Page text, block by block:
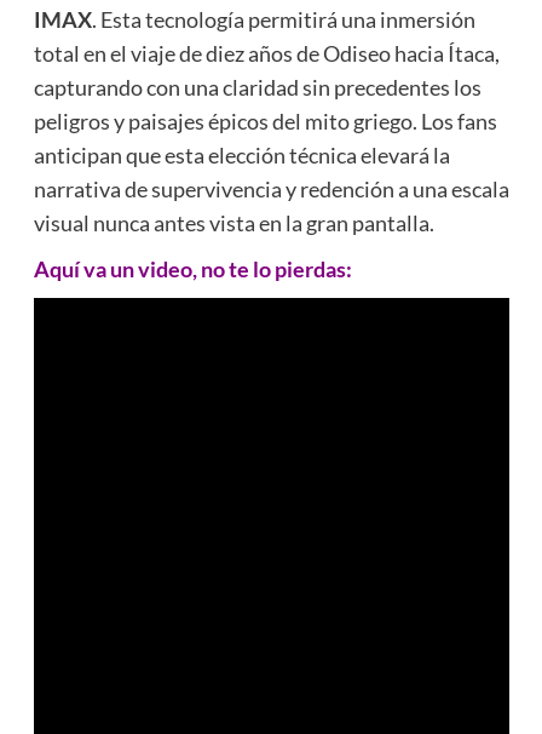
IMAX. Esta tecnología permitirá una inmersión
total en el viaje de diez años de Odiseo hacia Ítaca,
capturando con una claridad sin precedentes los
peligros y paisajes épicos del mito griego. Los fans
anticipan que esta elección técnica elevará la
narrativa de supervivencia y redención a una escala
visual nunca antes vista en la gran pantalla.
Aquí va un video, no te lo pierdas: